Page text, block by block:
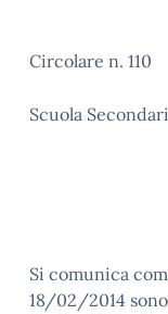
Circolare n. 110
Scuola
Al
Si comunica
18/02/2014